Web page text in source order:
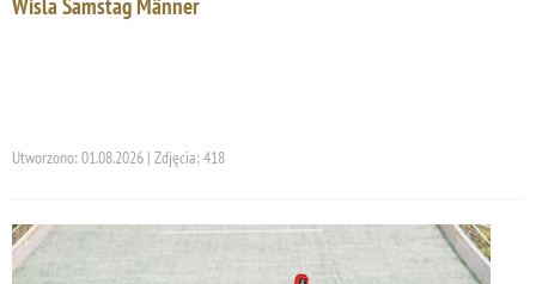
Utworzono: 01.08.2026 | Zdjęcia: 418